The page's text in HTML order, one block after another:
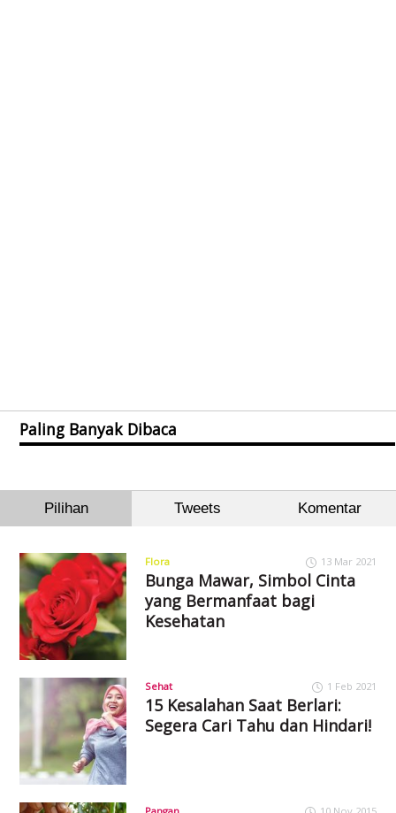
Paling Banyak Dibaca
Pilihan Tweets Komentar
Flora 13 Mar 2021
Bunga Mawar, Simbol Cinta
yang Bermanfaat bagi
Kesehatan
Sehat 1 Feb 2021
15 Kesalahan Saat Berlari:
Segera Cari Tahu dan Hindari!